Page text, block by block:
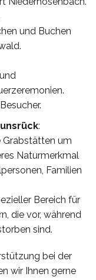
und Buchen
:
Grabstätten um
Naturmerkmal
Familien
Bereich für
die vor, während
sind.
bei der
wir Ihnen gerne